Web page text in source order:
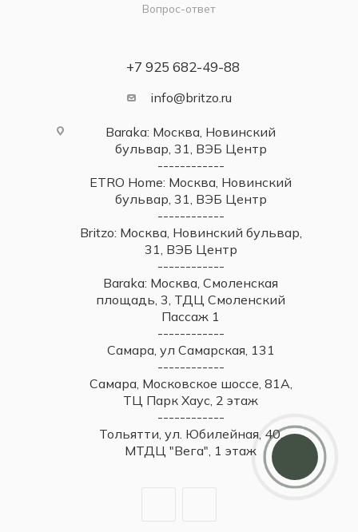
Вопрос-ответ
+7 925 682-49-88
info@britzo.ru
Baraka: Москва, Новинский
бульвар, 31, ВЭБ Центр
------------
ETRO Home: Москва, Новинский
бульвар, 31, ВЭБ Центр
------------
Britzo: Москва, Новинский бульвар,
31, ВЭБ Центр
------------
Baraka: Москва, Смоленская
площадь, 3, ТДЦ Смоленский
Пассаж 1
------------
Самара, ул Самарская, 131
------------
Самара, Московское шоссе, 81А,
ТЦ Парк Хаус, 2 этаж
------------
Тольятти, ул. Юбилейная, 40,
МТДЦ "Вега", 1 этаж